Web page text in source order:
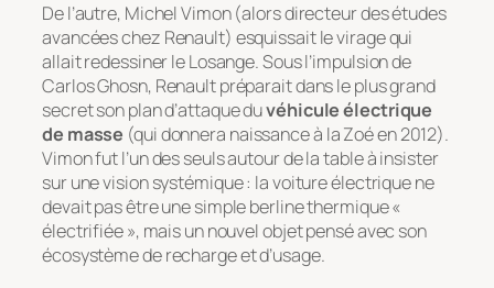
De l’autre, Michel Vimon (alors directeur des études
avancées chez Renault) esquissait le virage qui
allait redessiner le Losange. Sous l’impulsion de
Carlos Ghosn, Renault préparait dans le plus grand
secret son plan d’attaque duvéhicule électrique
de masse (qui donnera naissance à la Zoé en 2012).
Vimon fut l’un des seuls autour de la table à insister
sur une vision systémique : la voiture électrique ne
devait pas être une simple berline thermique «
électrifiée », mais un nouvel objet pensé avec son
écosystème de recharge et d’usage.